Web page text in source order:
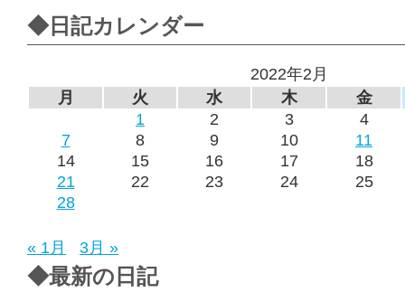
◆日記カレンダー
2022年2月
月
火 水 木
金
1
2 3
4
7
8 9 10
11
14
15 16 17
18
21
22 23 24
25
28
« 1月 3月 »
◆最新の日記